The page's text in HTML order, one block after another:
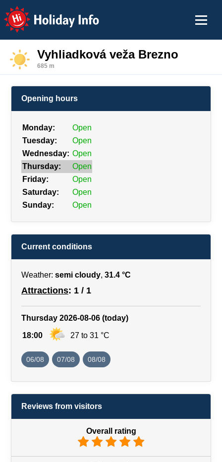
Holiday Info
Vyhliadková veža Brezno
685 m
Opening hours
Monday:
Open
Tuesday:
Open
Wednesday: Open
Thursday:
Open
Friday:
Open
Saturday:
Open
Sunday:
Open
Current conditions
Weather: semi cloudy, 31.4 °C
Attractions: 1 / 1
Thursday 2026-08-06 (today)
18:00 27 to 31 °C
06/08 07/08 08/08
Reviews from visitors
Overall rating